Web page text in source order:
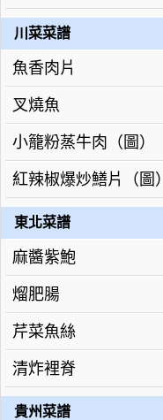
川菜菜譜
魚香肉片
叉燒魚
小籠粉蒸牛肉（圖）
紅辣椒爆炒鱔片（圖）
東北菜譜
麻醬紫鮑
熘肥腸
芹菜魚絲
清炸裡脊
貴州菜譜